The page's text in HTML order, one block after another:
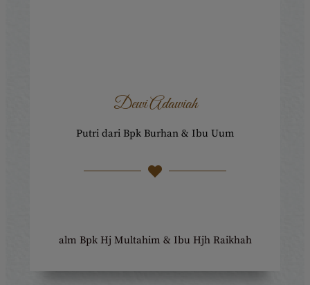
Dewi Adawiah
Putri dari Bpk Burhan & Ibu Uum
alm Bpk Hj Multahim & Ibu Hjh Raikhah